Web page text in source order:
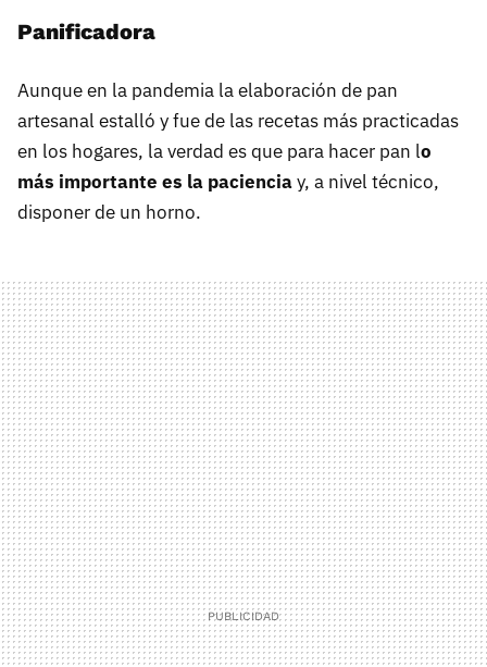
Panificadora
Aunque en la pandemia la elaboración de pan
artesanal estalló y fue de las recetas más practicadas
en los hogares, la verdad es que para hacer pan lo
más importante es la pacienciay, a nivel técnico,
disponer de un horno.